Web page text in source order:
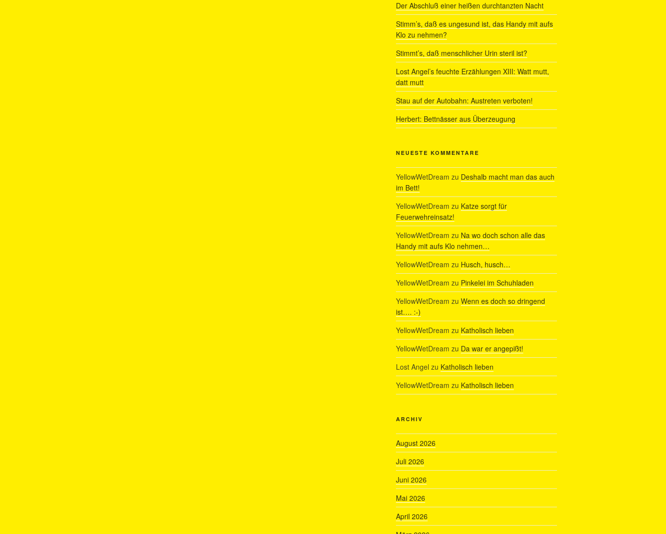
Der Abschluß einer heißen durchtanzten Nacht
Stimm’s, daß es ungesund ist, das Handy mit aufs
Klo zu nehmen?
Stimmt’s, daß menschlicher Urin steril ist?
Lost Angel’s feuchte Erzählungen XIII: Watt mutt,
datt mutt
Stau auf der Autobahn: Austreten verboten!
Herbert: Bettnässer aus Überzeugung
NEUESTE KOMMENTARE
YellowWetDream zu Deshalb macht man das auch
im Bett!
YellowWetDream zu Katze sorgt für
Feuerwehreinsatz!
YellowWetDream zu Na wo doch schon alle das
Handy mit aufs Klo nehmen…
YellowWetDream zu Husch, husch…
YellowWetDream zu Pinkelei im Schuhladen
YellowWetDream zu Wenn es doch so dringend
ist…. :-)
YellowWetDream zu Katholisch lieben
YellowWetDream zu Da war er angepißt!
Lost Angel zu Katholisch lieben
YellowWetDream zu Katholisch lieben
ARCHIV
August 2026
Juli 2026
Juni 2026
Mai 2026
April 2026